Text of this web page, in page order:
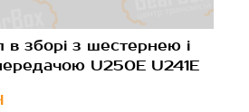
зборі з шестернею і
U250E U241E